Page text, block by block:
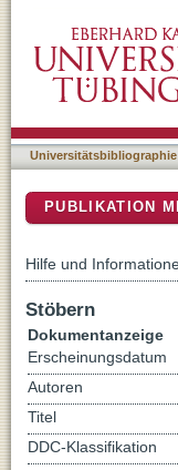
Universitätsbibliographie
PUBLIKATION
Hilfe und
Stöbern
Dokumentanzeige
Erscheinungsdatum
Autoren
Titel
DDC-Klassifikation